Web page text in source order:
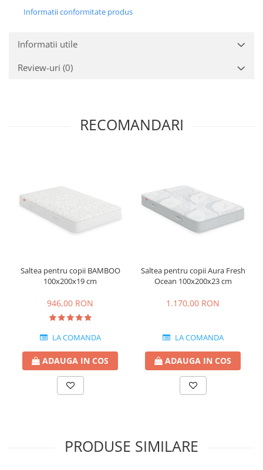
Informatii conformitate produs
Informatii utile
Review-uri (0)
RECOMANDARI
Saltea pentru copii BAMBOO
100x200x19 cm
946,00 RON
LA COMANDA
ADAUGA IN COS
Saltea pentru copii Aura Fresh
Ocean 100x200x23 cm
1.170,00 RON
LA COMANDA
ADAUGA IN COS
PRODUSE SIMILARE